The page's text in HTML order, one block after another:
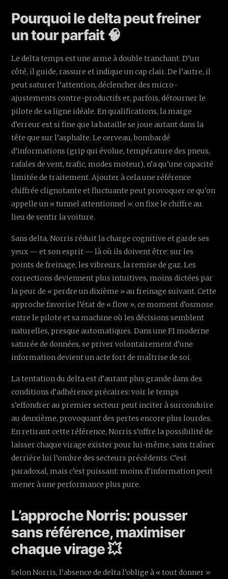
Pourquoi le delta peut freiner
un tour parfait 🧠
Le delta temps est une arme à double tranchant. D’un
côté, il guide, rassure et indique un cap clair. De l’autre, il
peut saturer l’attention, déclencher des micro-
ajustements contre-productifs et, parfois, détourner le
pilote de sa ligne idéale. En qualifications, la marge
d’erreur est si fine que la bataille se joue autant dans la
tête que sur l’asphalte. Le cerveau, bombardé
d’informations (grip qui évolue, température des pneus,
rafales de vent, trafic, modes moteur), n’a qu’une capacité
limitée de traitement. Ajouter à cela une référence
chiffrée clignotante et fluctuante peut provoquer ce qu’on
appelle un « tunnel attentionnel »: on fixe le chiffre au
lieu de sentir la voiture.
Sans delta, Norris réduit la charge cognitive et garde ses
yeux — et son esprit — là où ils doivent être: sur les
points de freinage, les vibreurs, la remise de gaz. Les
corrections deviennent plus intuitives, moins dictées par
la peur de « perdre un dixième » au freinage suivant. Cette
approche favorise l’état de « flow », ce moment d’osmose
entre le pilote et sa machine où les décisions semblent
naturelles, presque automatiques. Dans une F1 moderne
saturée de données, se priver volontairement d’une
information devient un acte fort de maîtrise de soi.
La tentation du delta est d’autant plus grande dans des
conditions d’adhérence précaires: voir le temps
s’effondrer au premier secteur peut inciter à surconduire
au deuxième, provoquant des pertes encore plus lourdes.
En retirant cette référence, Norris s’offre la possibilité de
laisser chaque virage exister pour lui-même, sans traîner
derrière lui l’ombre des secteurs précédents. C’est
paradoxal, mais c’est puissant: moins d’information peut
mener à une performance plus pure.
L’approche Norris: pousser
sans référence, maximiser
chaque virage 💥
Selon Norris, l’absence de delta l’oblige à « tout donner »